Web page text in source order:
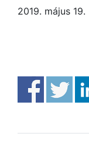
2019. május 19.